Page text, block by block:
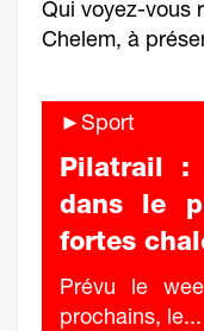
Qui voyez-vous
Chelem, à
►Sport
Pilatrail :
dans le
fortes
Prévu le
prochains, le...